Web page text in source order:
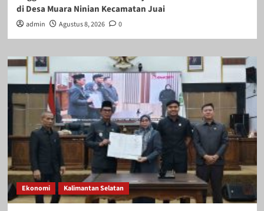
di Desa Muara Ninian Kecamatan Juai
admin Agustus 8, 2026 0
Ekonomi Kalimantan Selatan